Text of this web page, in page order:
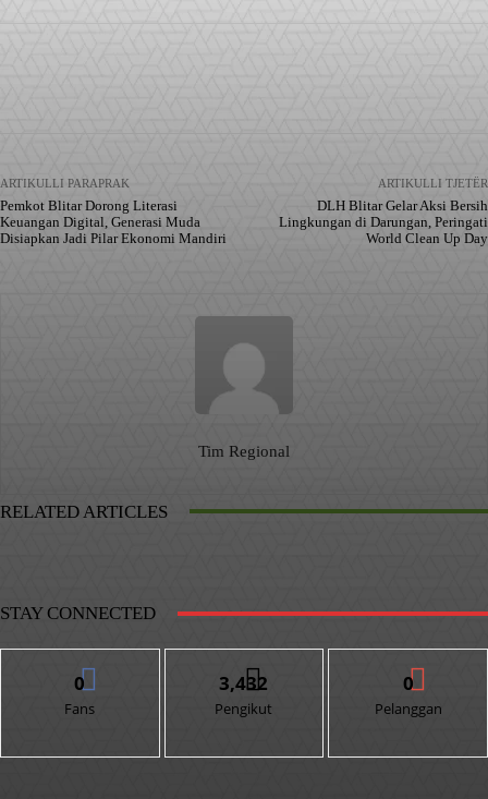
ARTIKULLI PARAPRAK
Pemkot Blitar Dorong Literasi
Keuangan Digital, Generasi Muda
Disiapkan Jadi Pilar Ekonomi Mandiri
ARTIKULLI TJETËR
DLH Blitar Gelar Aksi Bersih
Lingkungan di Darungan, Peringati
World Clean Up Day
Tim Regional
RELATED ARTICLES
STAY CONNECTED
0
Fans
3,432
Pengikut
0
Pelanggan